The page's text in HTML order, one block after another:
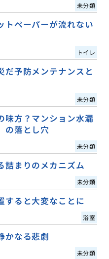
未分類
トペーパーが流れない
トイレ
だ予防メンテナンスと
未分類
味方？マンション水漏
の落とし穴
未分類
詰まりのメカニズム
未分類
すると大変なことに
浴室
かなる悲劇
未分類